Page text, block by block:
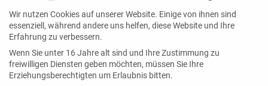
solche Anbieter und deren Informationen; für
den Inhalt der verlinkten Website ist
ausschließlich der jeweilige Anbieter
verantwortlich
Wir nutzen Cookies auf unserer Website. Einige von ihnen sind
essenziell, während andere uns helfen, diese Website und Ihre
Erfahrung zu verbessern.
Wenn Sie unter 16 Jahre alt sind und Ihre Zustimmung zu
freiwilligen Diensten geben möchten, müssen Sie Ihre
Erziehungsberechtigten um Erlaubnis bitten.